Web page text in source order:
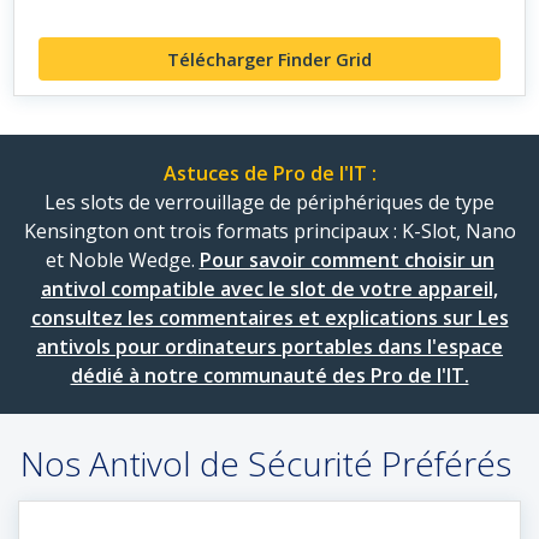
Télécharger Finder Grid
Astuces de Pro de l'IT :
Les slots de verrouillage de périphériques de type
Kensington ont trois formats principaux : K-Slot, Nano
et Noble Wedge. Pour savoir comment choisir un
antivol compatible avec le slot de votre appareil,
consultez les commentaires et explications sur Les
antivols pour ordinateurs portables dans l'espace
dédié à notre communauté des Pro de l'IT.
Nos Antivol de Sécurité Préférés